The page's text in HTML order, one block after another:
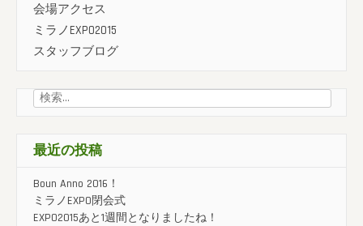
会場アクセス
ミラノEXPO2015
スタッフブログ
検
最近の投稿
Boun Anno 2016！
ミラノEXPO閉会式
EXPO2015あと1週間となりましたね！